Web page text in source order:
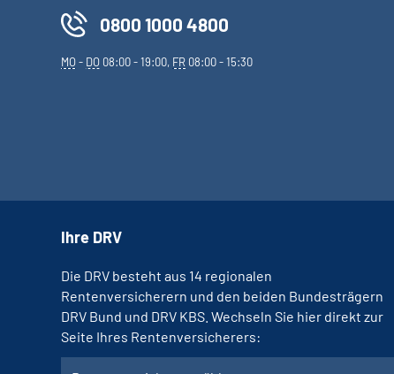
0800 1000 4800
MO- DO 08:00 - 19:00, FR 08:00 - 15:30
Ihre DRV
Die DRV besteht aus 14 regionalen
Rentenversicherern und den beiden Bundesträgern
DRV Bund und DRV KBS. Wechseln Sie hier direkt zur
Seite Ihres Rentenversicherers: